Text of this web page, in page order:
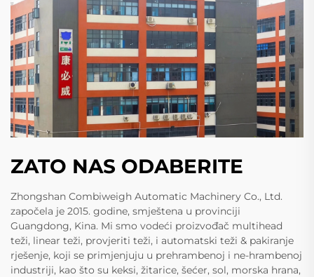
ZATO NAS ODABERITE
Zhongshan Combiweigh Automatic Machinery Co., Ltd.
započela je 2015. godine, smještena u provinciji
Guangdong, Kina. Mi smo vodeći proizvođač multihead
teži, linear teži, provjeriti teži, i automatski teži & pakiranje
rješenje, koji se primjenjuju u prehrambenoj i ne-hrambenoj
industriji, kao što su keksi, žitarice, šećer, sol, morska hrana,